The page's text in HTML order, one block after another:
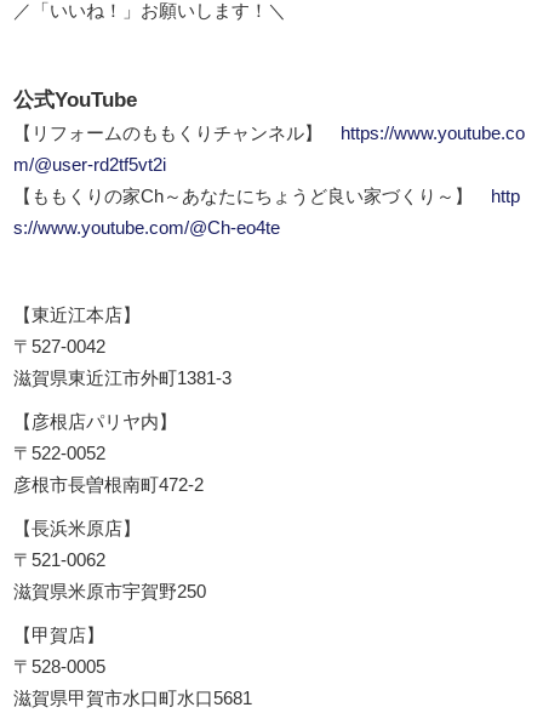
／「いいね！」お願いします！＼
公式YouTube
【リフォームのももくりチャンネル】
https://www.youtube.co
m/@user-rd2tf5vt2i
【ももくりの家Ch～あなたにちょうど良い家づくり～】
http
s://www.youtube.com/@Ch-eo4te
【東近江本店】
〒527-0042
滋賀県東近江市外町1381-3
【彦根店パリヤ内】
〒522-0052
彦根市長曽根南町472-2
【長浜米原店】
〒521-0062
滋賀県米原市宇賀野250
【甲賀店】
〒528-0005
滋賀県甲賀市水口町水口5681